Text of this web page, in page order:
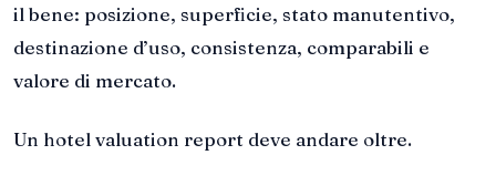
il bene: posizione, superficie, stato manutentivo,
destinazione d’uso, consistenza, comparabili e
valore di mercato.
Un hotel valuation report deve andare oltre.